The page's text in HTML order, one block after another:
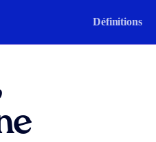
Définitions